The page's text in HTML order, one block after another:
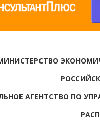
АГЕНТСТВО ПО